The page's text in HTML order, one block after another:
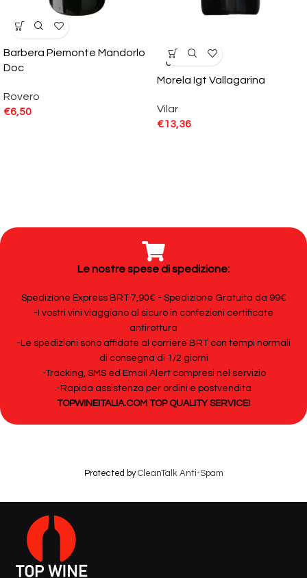
Barbera Piemonte Mandorlo
Doc
Rovero
€6,50
SOLD
OUT
Morela Igt Vallagarina
Vilar
€13,36
Le nostre spese di spedizione:
Spedizione Express BRT 7,90€ - Spedizione Gratuita da 99€
-I vostri vini viaggiano al sicuro in confezioni certificate
antirottura
-Le spedizioni sono affidate al corriere BRT con tempi normali
di consegna di 1/2 giorni
-Tracking, SMS ed Email Alert compresi nel servizio
-Rapida assistenza per ordini e postvendita
TOPWINEITALIA.COM TOP QUALITY SERVICE!
Protected byCleanTalk Anti-Spam